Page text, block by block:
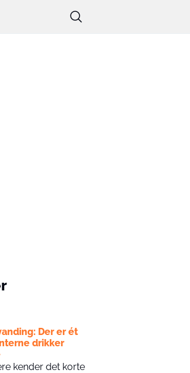
Der er ét
drikker
kender det korte